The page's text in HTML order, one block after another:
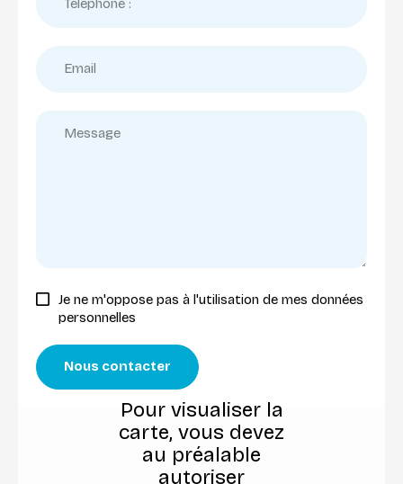
Je ne m'oppose pas à l'utilisation de mes données
personnelles
Nous contacter
Pour visualiser la
carte, vous devez
au préalable
autoriser